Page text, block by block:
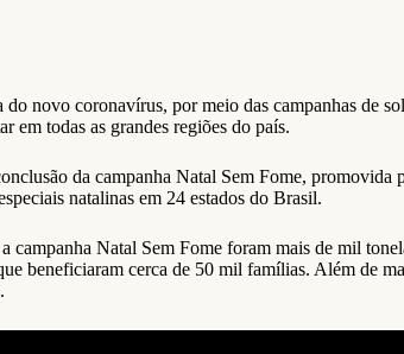
novo coronavírus, por meio das campanhas de
em todas as grandes regiões do país.
da campanha Natal Sem Fome,
natalinas em 24 estados do Brasil.
campanha Natal Sem Fome foram mais de mil
beneficiaram cerca de 50 mil famílias. Além de